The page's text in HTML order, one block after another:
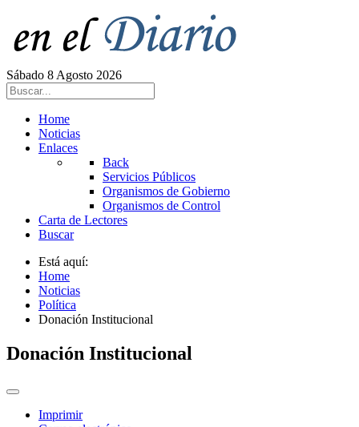
Sábado 8 Agosto 2026
Home
Noticias
Enlaces
Back
Servicios Públicos
Organismos de Gobierno
Organismos de Control
Carta de Lectores
Buscar
Está aquí:
Home
Noticias
Política
Donación Institucional
Donación Institucional
Imprimir